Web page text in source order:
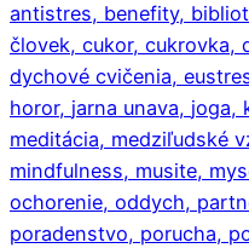
antistres, benefity,
človek, cukor, cukrovka,
dychové cvičenia,
horor, jarna unava, joga,
meditácia, medziľudské
mindfulness, musite,
ochorenie, oddych,
poradenstvo, porucha,